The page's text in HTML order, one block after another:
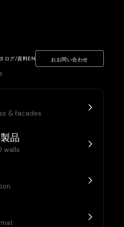
ログ/資料EN おお問い合わせ
& facades
品
walls